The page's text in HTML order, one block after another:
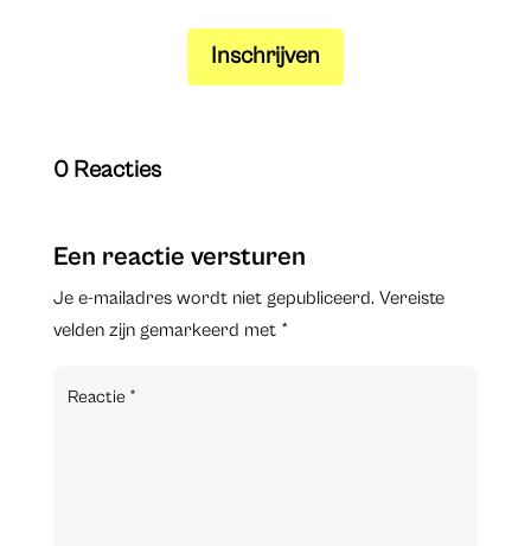
Inschrijven
0 Reacties
Een reactie versturen
Je e-mailadres wordt niet gepubliceerd. Vereiste
velden zijn gemarkeerd met *